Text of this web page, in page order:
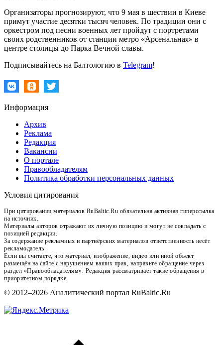
Организаторы прогнозируют, что 9 мая в шествии в Киеве
примут участие десятки тысяч человек. По традиции они с
оркестром под песни военных лет пройдут с портретами
своих родственников от станции метро «Арсенальная» в
центре столицы до Парка Вечной славы.
Подписывайтесь на Балтологию в Telegram!
Информация
Архив
Реклама
Редакция
Вакансии
О портале
Правообладателям
Политика обработки персональных данных
Условия цитирования
При цитировании материалов RuBaltic.Ru обязательна активная гиперссылка
на источник.
Материалы авторов отражают их личную позицию и могут не совпадать с
позицией редакции.
За содержание рекламных и партнёрских материалов ответственность несёт
рекламодатель.
Если вы считаете, что материал, изображение, видео или иной объект
размещён на сайте с нарушением ваших прав, направьте обращение через
раздел «Правообладателям». Редакция рассматривает такие обращения в
приоритетном порядке.
© 2012–2026 Аналитический портал RuBaltic.Ru